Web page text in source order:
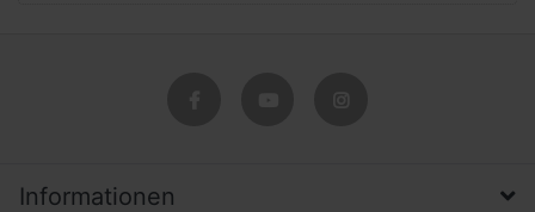
Informationen